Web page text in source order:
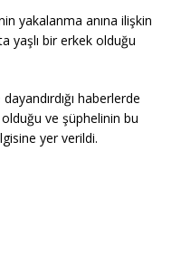
yakalanma anına ilişkin
yaşlı bir erkek olduğu
haberlerde
ve şüphelinin bu
yer verildi.